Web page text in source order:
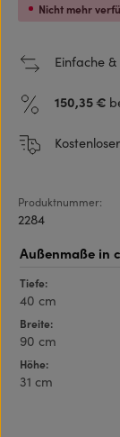
Nicht mehr
Einfache
150,35 €
Produktnummer:
2284
Tiefe:
40 cm
Breite:
90 cm
Höhe:
31 cm